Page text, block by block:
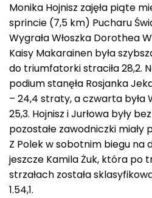
Monika Hojnisz zajęła piąte
sprincie (7,5 km) Pucharu
Wygrała Włoszka Dorothea
Kaisy Makarainen była
do triumfatorki straciła 28,2.
podium stanęła Rosjanka
– 24,4 straty, a czwarta była
25,3. Hojnisz i Jurłowa były
pozostałe zawodniczki miały
Z Polek w sobotnim biegu na
jeszcze Kamila Żuk, która po
strzałach została
1.54,1.